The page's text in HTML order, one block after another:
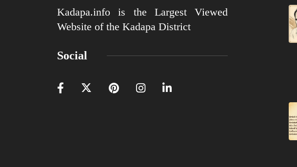
Kadapa.info is the Largest Viewed
Website of the Kadapa District
Social